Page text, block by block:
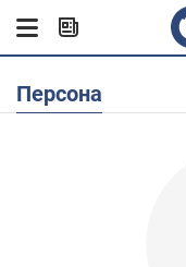
Персона